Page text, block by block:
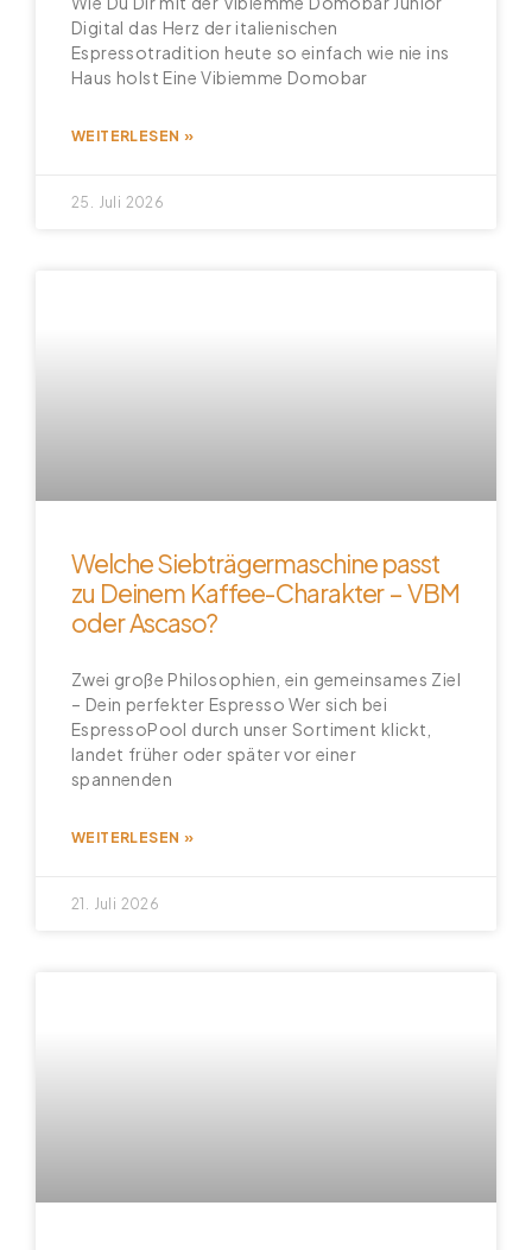
Digital das Herz der italienischen
Espressotradition heute so einfach wie nie ins
Haus holst Eine Vibiemme Domobar
WEITERLESEN »
25. Juli 2026
Welche Siebträgermaschine passt
zu Deinem Kaffee-Charakter – VBM
oder Ascaso?
Zwei große Philosophien, ein gemeinsames Ziel
– Dein perfekter Espresso Wer sich bei
EspressoPool durch unser Sortiment klickt,
landet früher oder später vor einer
spannenden
WEITERLESEN »
21. Juli 2026